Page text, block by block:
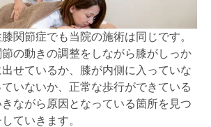
関節症でも当院の施術は同じです。
の動きの調整をしながら膝がしっか
せているか、膝が内側に入っていな
いないか、正常な歩行ができている
ながら原因となっている箇所を見つ
ていきます。